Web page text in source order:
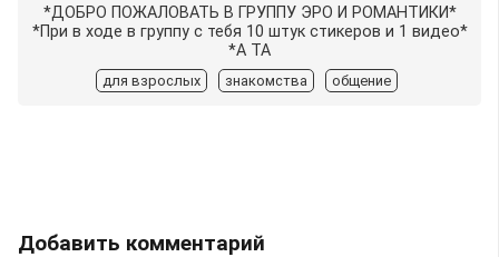
*ДОБРО ПОЖАЛОВАТЬ В ГРУППУ ЭРО И РОМАНТИКИ*
*При в ходе в группу с тебя 10 штук стикеров и 1 видео*
*А ТА
для взрослых знакомства общение
Добавить комментарий